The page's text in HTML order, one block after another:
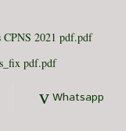
CPNS 2021 pdf.pdf
pdf.pdf
Whatsapp